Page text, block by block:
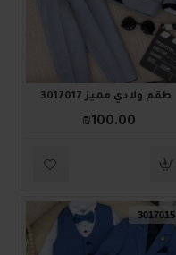
طقم ولادي مميز 3017017
₪100.00
3017015